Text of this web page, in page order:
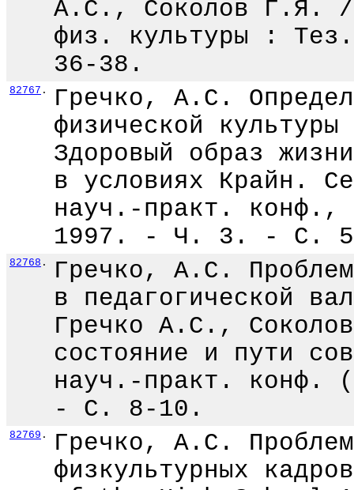
А.С., Соколов Г.Я. //
физ. культуры :
36-38.
82767 .
Гречко, А.С.
физической
Здоровый образ
в условиях Крайн.
науч.-практ.
1997. - Ч. 3. - С.
82768 .
Гречко, А.С.
в педагогической
Гречко А.С.,
состояние и пути
науч.-практ.
- С. 8-10.
82769 .
Гречко, А.С.
физкультурных